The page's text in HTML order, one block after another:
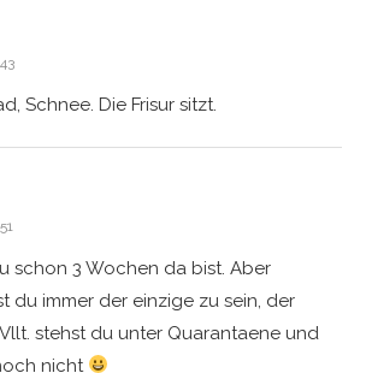
Schnee. Die Frisur sitzt.
schon 3 Wochen da bist. Aber
du immer der einzige zu sein, der
stehst du unter Quarantaene und
nicht